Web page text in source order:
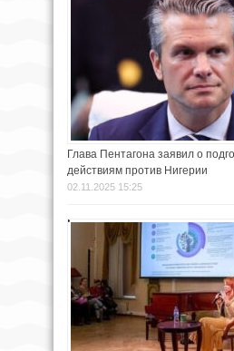
Глава Пентагона заявил о
действиям против Нигерии
02.11.2025 15:25